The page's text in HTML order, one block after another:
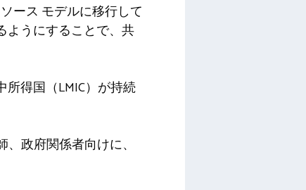
ース モデルに移行して
ようにすることで、共
所得国（LMIC）が持続
政府関係者向けに、